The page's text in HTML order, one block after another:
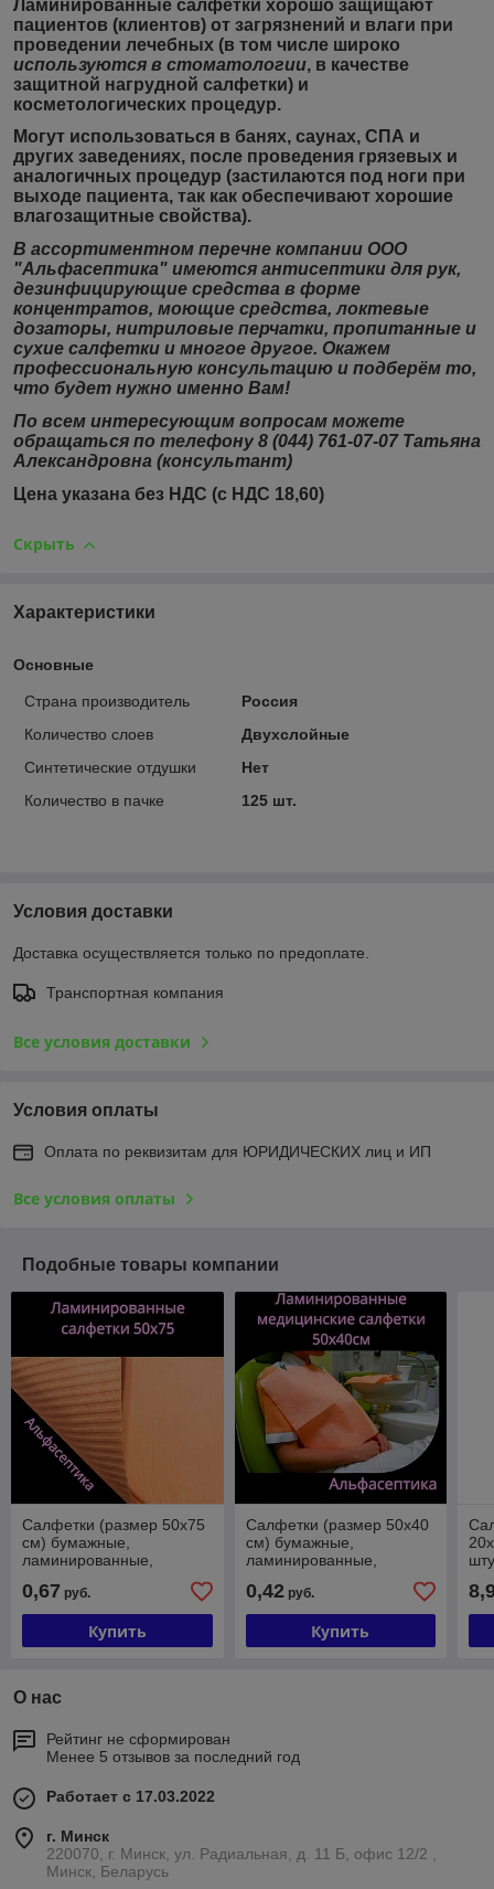
Ламинированные салфетки хорошо защищают
пациентов (клиентов) от загрязнений и влаги при
проведении лечебных (в том числе широко
используются в стоматологии, в качестве
защитной нагрудной салфетки) и
косметологических процедур.
Могут использоваться в банях, саунах, СПА и
других заведениях, после проведения грязевых и
аналогичных процедур (застилаются под ноги при
выходе пациента, так как обеспечивают хорошие
влагозащитные свойства).
В ассортиментном перечне компании ООО
"Альфасептика" имеются антисептики для рук,
дезинфицирующие средства в форме
концентратов, моющие средства, локтевые
дозаторы, нитриловые перчатки, пропитанные и
сухие салфетки и многое другое. Окажем
профессиональную консультацию и подберём то,
что будет нужно именно Вам!
По всем интересующим вопросам можете
обращаться по телефону 8 (044) 761-07-07 Татьяна
Александровна (консультант)
Цена указана без НДС (с НДС 18,60)
Скрыть
Характеристики
Основные
Страна производитель
Россия
Количество слоев
Двухслойные
Синтетические отдушки
Нет
Количество в пачке
125 шт.
Условия доставки
Доставка осуществляется только по предоплате.
Транспортная компания
Все условия доставки
Условия оплаты
Оплата по реквизитам для ЮРИДИЧЕСКИХ лиц и ИП
Все условия оплаты
Подобные товары компании
Салфетки (размер 50х75
см) бумажные,
ламинированные,
одноразовые +20% НДС
0,67 руб.
Купить
Салфетки (размер 50х40
см) бумажные,
ламинированные,
одноразовые +20% НДС
0,42руб.
Купить
О нас
Рейтинг не сформирован
Менее 5 отзывов за последний год
Работает с 17.03.2022
г. Минск
220070, г. Минск, ул. Радиальная, д. 11 Б, офис 12/2 ,
Минск, Беларусь